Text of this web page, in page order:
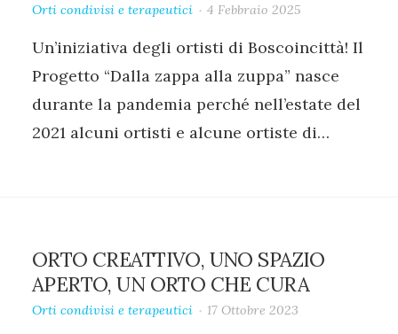
Orti condivisi e terapeutici 4 Febbraio 2025
Un’iniziativa degli ortisti di Boscoincittà! Il
Progetto “Dalla zappa alla zuppa” nasce
durante la pandemia perché nell’estate del
2021 alcuni ortisti e alcune ortiste di…
ORTO CREATTIVO, UNO SPAZIO
APERTO, UN ORTO CHE CURA
Orti condivisi e terapeutici 17 Ottobre 2023